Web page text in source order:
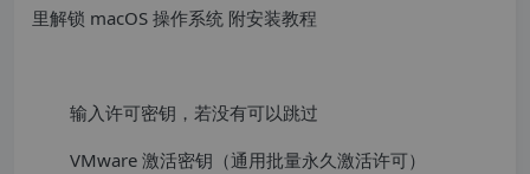
输入许可密钥，若没有可以跳过
VMware 激活密钥（通用批量永久激活许可）